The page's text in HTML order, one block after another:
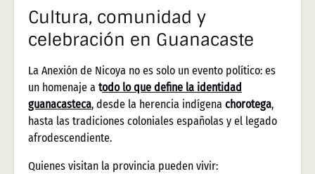
Cultura, comunidad y
celebración en Guanacaste
La Anexión de Nicoya no es solo un evento político: es
un homenaje a todo lo que define la identidad
guanacasteca, desde la herencia indígena chorotega,
hasta las tradiciones coloniales españolas y el legado
afrodescendiente.
Quienes visitan la provincia pueden vivir: